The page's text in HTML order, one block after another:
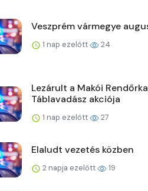
Veszprém vármegye
1 nap ezelőtt 24
Lezárult a Makói
Táblavadász akciója
1 nap ezelőtt 27
Elaludt vezetés közben
2 napja ezelőtt 19